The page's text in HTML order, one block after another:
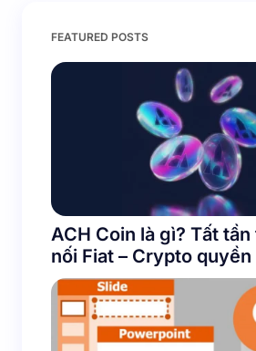
Save my name and email in
Submit Comment
FEATURED POSTS
ACH Coin là gì? Tất
nối Fiat – Crypto quyền